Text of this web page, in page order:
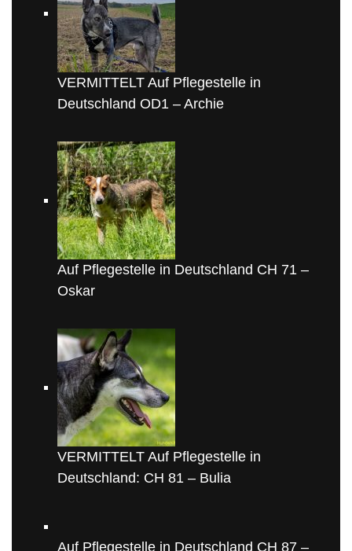
VERMITTELT Auf Pflegestelle in
Deutschland OD1 – Archie
Auf Pflegestelle in Deutschland CH 71 –
Oskar
VERMITTELT Auf Pflegestelle in
Deutschland: CH 81 – Bulia
Auf Pflegestelle in Deutschland CH 87 –